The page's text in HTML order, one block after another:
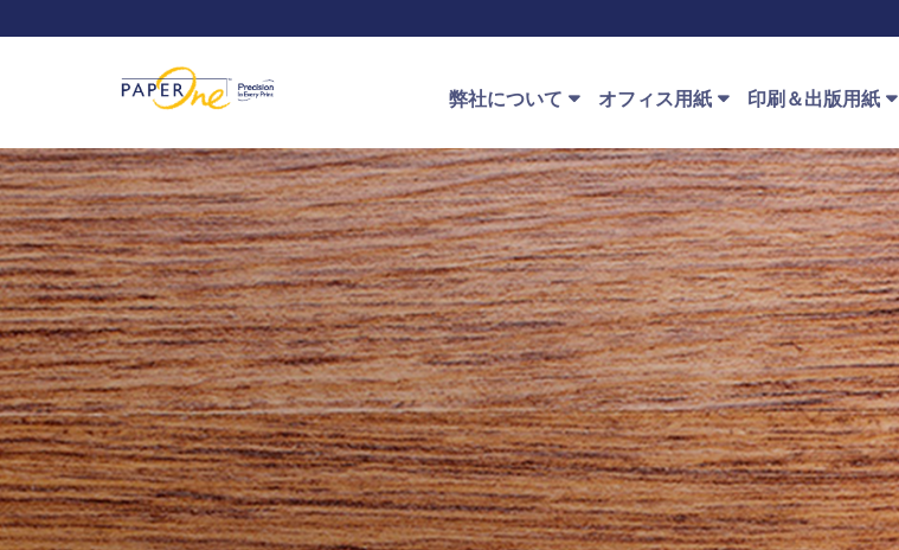
弊社について
PaperOne™ ストーリー
Journey of PaperOne™
APRIL グループ
ProDigi™ HD 印刷技術
用紙の作り方
認証や賞
お問い合わせ先
オフィス用紙
オフィス用紙種類
オフィス用紙の使
用
建築
クリエイ
ファイナ
教育
健康
オンラインで購入
印刷＆出版用紙
印刷＆出版用紙種類
PaperOne™ オフセット紙
プレミアム印刷
PrintOne™ オフセット
QPC Benefits for Our
PaperOne™ Ingredient
Program